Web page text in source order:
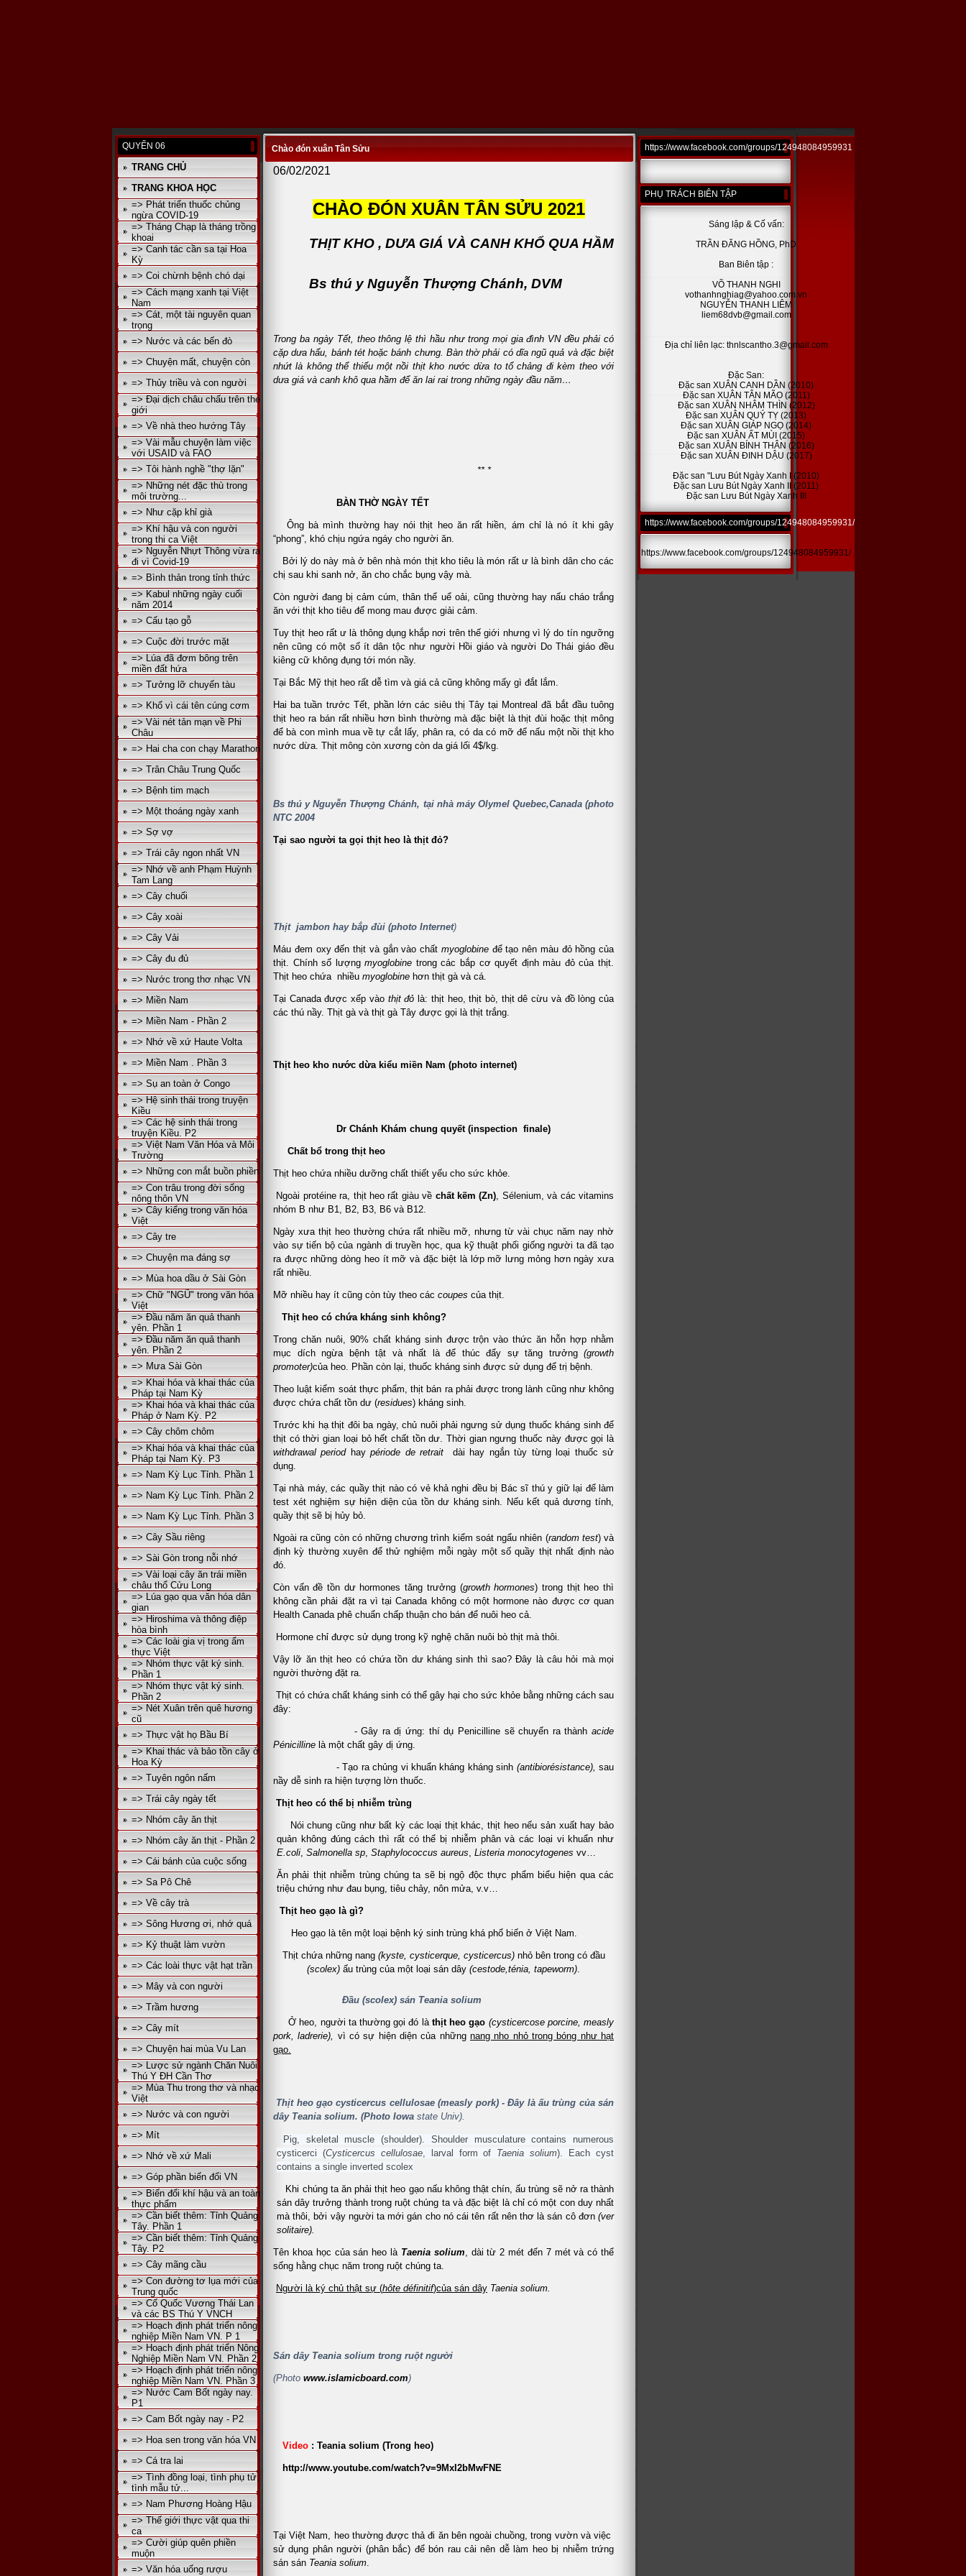
QUYỂN 06
TRANG CHỦ
TRANG KHOA HỌC
=> Phát triển thuốc chủng
ngừa COVID-19
=> Tháng Chạp là tháng trồng
khoai
=> Canh tác cần sa tại Hoa
Kỳ
=> Coi chừnh bệnh chó dại
=> Cách mạng xanh tại Việt
Nam
=> Cát, một tài nguyên quan
trọng
=> Nước và các bến đò
=> Chuyện mất, chuyện còn
=> Thủy triều và con người
=> Đại dịch châu chấu trên thé
giới
=> Về nhà theo hướng Tây
=> Vài mẫu chuyện làm việc
với USAID và FAO
=> Tôi hành nghề "thợ lặn"
=> Những nét đặc thù trong
môi trường...
=> Như cặp khỉ già
=> Khí hậu và con người
trong thi ca Việt
=> Nguyễn Nhựt Thông vừa ra
đi vì Covid-19
=> Bình thản trong tỉnh thức
=> Kabul những ngày cuối
năm 2014
=> Cấu tạo gỗ
=> Cuộc đời trước mặt
=> Lúa đã đơm bông trên
miền đất hứa
=> Tưởng lỡ chuyến tàu
=> Khổ vì cái tên cúng cơm
=> Vài nét tản mạn về Phi
Châu
=> Hai cha con chạy Marathon
=> Trân Châu Trung Quốc
=> Bệnh tim mạch
=> Một thoáng ngày xanh
=> Sợ vợ
=> Trái cây ngon nhất VN
=> Nhớ về anh Phạm Huỳnh
Tam Lang
=> Cây chuối
=> Cây xoài
=> Cây Vải
=> Cây đu đủ
=> Nước trong thơ nhạc VN
=> Miền Nam
=> Miền Nam - Phần 2
=> Nhớ về xứ Haute Volta
=> Miền Nam . Phần 3
=> Sụ an toàn ở Congo
=> Hệ sinh thái trong truyện
Kiều
=> Các hệ sinh thái trong
truyện Kiều. P2
=> Việt Nam Văn Hóa và Môi
Trường
=> Những con mắt buồn phiền
=> Con trâu trong đời sống
nông thôn VN
=> Cây kiểng trong văn hóa
Việt
=> Cây tre
=> Chuyện ma đáng sợ
=> Mùa hoa dầu ở Sài Gòn
=> Chữ "NGŨ" trong văn hóa
Việt
=> Đầu năm ăn quả thanh
yên. Phần 1
=> Đầu năm ăn quả thanh
yên. Phần 2
=> Mưa Sài Gòn
=> Khai hóa và khai thác của
Pháp tại Nam Kỳ
=> Khai hóa và khai thác của
Pháp ở Nam Kỳ. P2
=> Cây chôm chôm
=> Khai hóa và khai thác của
Pháp tại Nam Kỳ. P3
=> Nam Kỳ Lục Tỉnh. Phần 1
=> Nam Kỳ Lục Tỉnh. Phần 2
=> Nam Kỳ Lục Tỉnh. Phần 3
=> Cây Sầu riêng
=> Sài Gòn trong nỗi nhớ
=> Vài loại cây ăn trái miền
châu thổ Cửu Long
=> Lúa gạo qua văn hóa dân
gian
=> Hiroshima và thông điệp
hòa bình
=> Các loài gia vị trong ẩm
thực Việt
=> Nhóm thực vật ký sinh.
Phần 1
=> Nhóm thực vật ký sinh.
Phần 2
=> Nét Xuân trên quê hương
cũ
=> Thực vật họ Bầu Bí
=> Khai thác và bảo tồn cây ở
Hoa Kỳ
=> Tuyên ngôn nấm
=> Trái cây ngày tết
=> Nhóm cây ăn thịt
=> Nhóm cây ăn thịt - Phần 2
=> Cái bánh của cuộc sống
=> Sa Pô Chê
=> Về cây trà
=> Sông Hương ơi, nhớ quá
=> Kỷ thuật làm vườn
=> Các loài thực vật hạt trần
=> Mây và con người
=> Trầm hương
=> Cây mít
=> Chuyện hai mùa Vu Lan
=> Lược sử ngành Chăn Nuôi
Thú Y ĐH Cần Thơ
=> Mùa Thu trong thơ và nhạc
Việt
=> Nước và con người
=> Mít
=> Nhớ về xứ Mali
=> Góp phần biến đổi VN
=> Biến đổi khí hậu và an toàn
thực phẩm
=> Cần biết thêm: Tỉnh Quảng
Tây. Phần 1
=> Cần biết thêm: Tỉnh Quảng
Tây. P2
=> Cây mãng cầu
=> Con đường tơ lụa mới của
Trung quốc
=> Cố Quốc Vương Thái Lan
và các BS Thú Y VNCH
=> Hoạch định phát triển nông
nghiệp Miền Nam VN. P 1
=> Hoạch định phát triển Nông
Nghiệp Miền Nam VN. Phần 2
=> Hoạch định phát triển nông
nghiệp Miền Nam VN. Phần 3
=> Nước Cam Bốt ngày nay.
P1
=> Cam Bốt ngày nay - P2
=> Hoa sen trong văn hóa VN
=> Cá tra lai
=> Tình đồng loại, tình phụ tử,
tình mẫu tử...
=> Nam Phương Hoàng Hậu
=> Thế giới thực vật qua thi
ca
=> Cười giúp quên phiền
muộn
=> Văn hóa uống rượu
Chào đón xuân Tân Sửu
06/02/2021
CHÀO ĐÓN XUÂN TÂN SỬU 2021
THỊT KHO , DƯA GIÁ VÀ CANH KHỔ QUA HẦM
Bs thú y Nguyễn Thượng Chánh, DVM
Trong ba ngày Tết, theo thông lệ thì hầu như trong mọi gia đình VN đều phải có
cặp dưa hấu, bánh tét hoặc bánh chưng. Bàn thờ phải có dĩa ngũ quả và đặc biệt
nhứt là không thể thiếu một nồi thịt kho nước dừa to tổ chảng đi kèm theo với
dưa giá và canh khô qua hầm để ăn lai rai trong những ngày đầu năm…
** *
BÀN THỜ NGÀY TẾT
Ông bà mình thường hay nói thịt heo ăn rất hiền, ám chỉ là nó ít khi gây
“phong”, khó chịu ngứa ngáy cho người ăn.
Bởi lý do này mà ở bên nhà món thịt kho tiêu là món rất ư là bình dân cho các
chị sau khi sanh nở, ăn cho chắc bụng vậy mà.
Còn người đang bị cảm cúm, thân thể uể oải, cũng thường hay nấu cháo trắng
ăn với thịt kho tiêu để mong mau được giải cảm.
Tuy thịt heo rất ư là thông dụng khắp nơi trên thế giới nhưng vì lý do tín ngưỡng
nên cũng có một số ít dân tộc như người Hồi giáo và người Do Thái giáo đều
kiêng cữ không đụng tới món nầy.
Tại Bắc Mỹ thịt heo rất dễ tìm và giá cả cũng không mấy gì đắt lắm.
Hai ba tuần trước Tết, phần lớn các siêu thị Tây tại Montreal đã bắt đầu tuông
thịt heo ra bán rất nhiều hơn bình thường mà đặc biệt là thịt đùi hoặc thịt mông
để bà con mình mua về tự cắt lấy, phân ra, có da có mỡ để nấu một nồi thịt kho
nước dừa. Thịt mông còn xương còn da giá lối 4$/kg.
Bs thú y Nguyễn Thượng Chánh, tại nhà máy Olymel Quebec,Canada (photo
NTC 2004
Tại sao người ta gọi thịt heo là thịt đỏ?
Thịt jambon hay bắp đùi (photo Internet)
Máu đem oxy đến thịt và gắn vào chất myoglobineđể tạo nên màu đỏ hồng của
thịt. Chính số lượngmyoglobine trong các bắp cơ quyết định màu đỏ của thịt.
Thịt heo chứa nhiều myoglobine hơn thịt gà và cá.
Tại Canada được xếp vào thịt đỏ là: thịt heo, thịt bò, thịt dê cừu và đồ lòng của
các thú nầy. Thịt gà và thịt gà Tây được gọi là thịt trắng.
Thịt heo kho nước dừa kiểu miền Nam (photo internet)
Dr Chánh Khám chung quyết (inspection finale)
Chất bổ trong thịt heo
Thịt heo chứa nhiều dưỡng chất thiết yếu cho sức khỏe.
Ngoài protéine ra, thịt heo rất giàu về chất kẽm (Zn), Sélenium, và các vitamins
nhóm B như B1, B2, B3, B6 và B12.
Ngày xưa thịt heo thường chứa rất nhiều mỡ, nhưng từ vài chục năm nay nhờ
vào sự tiến bộ của ngành di truyền học, qua kỹ thuật phối giống người ta đã tạo
ra được những dòng heo ít mỡ và đặc biệt là lớp mỡ lưng mỏng hơn ngày xưa
rất nhiều.
Mỡ nhiều hay ít cũng còn tùy theo các coupes của thịt.
Thịt heo có chứa kháng sinh không?
Trong chăn nuôi, 90% chất kháng sinh được trộn vào thức ăn hỗn hợp nhằm
mục dích ngừa bệnh tật và nhất là để thúc đẩy sự tăng trưởng (growth
promoter)của heo. Phần còn lại, thuốc kháng sinh được sử dụng để trị bệnh.
Theo luật kiểm soát thực phẩm, thịt bán ra phải được trong lành cũng như không
được chứa chất tồn dư (residues) kháng sinh.
Trước khi hạ thịt đôi ba ngày, chủ nuôi phải ngưng sử dụng thuốc kháng sinh để
thịt có thời gian loại bỏ hết chất tồn dư. Thời gian ngưng thuốc này được gọi là
withdrawal periodhaypériode de retrait dài hay ngắn tùy từng loại thuốc sử
dụng.
Tại nhà máy, các quầy thịt nào có vẻ khả nghi đều bị Bác sĩ thú y giữ lại để làm
test xét nghiệm sự hiện diện của tồn dư kháng sinh. Nếu kết quả dương tính,
quầy thịt sẽ bị hủy bỏ.
Ngoài ra cũng còn có những chương trình kiểm soát ngẩu nhiên (random test) và
định kỳ thường xuyên để thử nghiệm mỗi ngày một số quầy thịt nhất định nào
đó.
Còn vấn đề tồn dư hormones tăng trưởng (growth hormones) trong thịt heo thì
không cần phải đặt ra vì tại Canada không có một hormone nào được cơ quan
Health Canada phê chuẩn chấp thuận cho bán để nuôi heo cả.
Hormone chỉ được sử dụng trong kỹ nghệ chăn nuôi bò thịt mà thôi.
Vậy lỡ ăn thịt heo có chứa tồn dư kháng sinh thì sao? Đây là câu hỏi mà mọi
người thường đặt ra.
Thịt có chứa chất kháng sinh có thể gây hại cho sức khỏe bằng những cách sau
đây:
- Gây ra dị ứng: thí dụ Penicilline sẽ chuyển ra thành acide
Pénicilline là một chất gây dị ứng.
- Tạo ra chủng vi khuẩn kháng kháng sinh (antibiorésistance), sau
nầy dễ sinh ra hiện tượng lờn thuốc.
Thịt heo có thể bị nhiễm trùng
Nói chung cũng như bất kỳ các loại thịt khác, thịt heo nếu sản xuất hay bảo
quản không đúng cách thì rất có thể bị nhiễm phân và các loại vi khuẩn như
E.coli, Salmonella sp, Staphylococcus aureus, Listeria monocytogenes vv…
Ăn phải thịt nhiễm trùng chúng ta sẽ bị ngộ độc thực phẩm biểu hiện qua các
triệu chứng như đau bụng, tiêu chảy, nôn mửa, v.v…
Thịt heo gạo là gì?
Heo gạo là tên một loại bệnh ký sinh trùng khá phổ biến ở Việt Nam.
Thịt chứa những nang (kyste, cysticerque, cysticercus)nhỏ bên trong có đầu
(scolex) ấu trùng của một loại sán dây (cestode,ténia, tapeworm).
Đầu (scolex) sán Teania solium
Ở heo, người ta thường gọi đó là thịt heo gạo (cysticercose porcine, measly
pork, ladrerie), vì có sự hiện diện của nhữngnang nho nhỏ trong bóng như hạt
gạo.
Thịt heo gạo cysticercus cellulosae (measly pork) - Đây là ấu trùng của sán
dây Teania solium. (Photo Iowa state Univ).
Pig, skeletal muscle (shoulder). Shoulder musculature contains numerous
cysticerci (Cysticercus cellulosae, larval form of Taenia solium). Each cyst
contains a single inverted scolex
Khi chúng ta ăn phải thịt heo gạo nấu không thật chín, ấu trùng sẽ nở ra thành
sán dây trưởng thành trong ruột chúng ta và đặc biệt là chỉ có một con duy nhất
mà thôi, bởi vậy người ta mới gán cho nó cái tên rất nên thơ là sán cô đơn (ver
solitaire).
Tên khoa học của sán heo là Taenia solium, dài từ 2 mét đến 7 mét và có thể
sống hằng chục năm trong ruột chúng ta.
Người là ký chủ thật sự (hôte définitif)của sán dây Taenia solium.
Sán dây Teania solium trong ruột người
(Photo www.islamicboard.com)
Video : Teania solium (Trong heo)
http://www.youtube.com/watch?v=9MxI2bMwFNE
Tại Việt Nam, heo thường được thả đi ăn bên ngoài chuồng, trong vườn và việc
sử dụng phân người (phân bắc) để bón rau cải nên dễ làm heo bị nhiễm trứng
sán sán Teania solium.
https://www.facebook.com/groups/124948084959931
PHỤ TRÁCH BIÊN TẬP
Sáng lập & Cố vấn:
TRẦN ĐĂNG HỒNG, PhD
Ban Biên tập :
VÕ THANH NGHI
vothanhnghiag@yahoo.com.vn
NGUYỄN THANH LIÊM
liem68dvb@gmail.com
Địa chỉ liên lạc: thnlscantho.3@gmail.com
Đặc San:
Đặc san XUÂN CANH DẦN (2010)
Đặc san XUÂN TÂN MÃO (2011)
Đặc san XUÂN NHÂM THÌN (2012)
Đặc san XUÂN QUÝ TỴ (2013)
Đặc san XUÂN GIÁP NGỌ (2014)
Đặc san XUÂN ẤT MÙI (2015)
Đặc san XUÂN BÍNH THÂN (2016)
Đặc san XUÂN ĐINH DẬU (2017)
Đặc san "Lưu Bút Ngày Xanh I (2010)
Đặc san Lưu Bút Ngày Xanh II (2011)
Đặc san Lưu Bút Ngày Xanh III
https://www.facebook.com/groups/124948084959931/
https://www.facebook.com/groups/124948084959931/